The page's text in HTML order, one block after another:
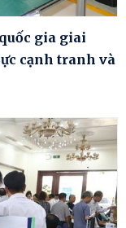
gia giai
cạnh tranh và